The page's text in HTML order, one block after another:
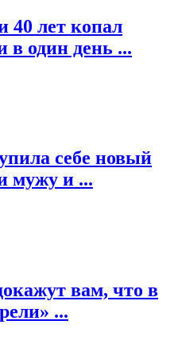
40 лет копал
в один день ...
себе новый
мужу и ...
вам, что в
...